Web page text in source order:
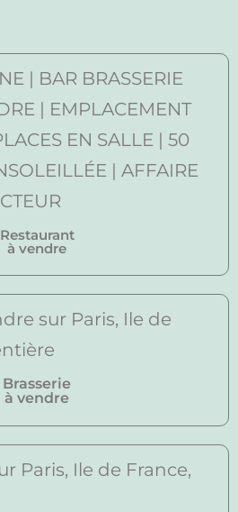
Restaurant
à vendre
Brasserie
à vendre